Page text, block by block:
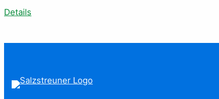
Details